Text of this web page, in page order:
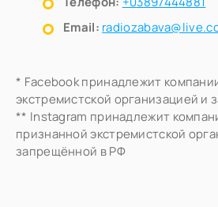
Email:
* Facebook принадлежит
экстремистской организацией и
** Instagram принадлежит
признанной экстремистской
запрещённой в РФ